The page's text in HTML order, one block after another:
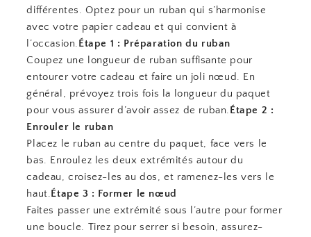
différentes. Optez pour un ruban qui s’harmonise
avec votre papier cadeau et qui convient à
l’occasion.Étape 1 : Préparation du ruban
Coupez une longueur de ruban suffisante pour
entourer votre cadeau et faire un joli nœud. En
général, prévoyez trois fois la longueur du paquet
pour vous assurer d’avoir assez de ruban.Étape 2 :
Enrouler le ruban
Placez le ruban au centre du paquet, face vers le
bas. Enroulez les deux extrémités autour du
cadeau, croisez-les au dos, et ramenez-les vers le
haut.Étape 3 : Former le nœud
Faites passer une extrémité sous l’autre pour former
une boucle. Tirez pour serrer si besoin, assurez-